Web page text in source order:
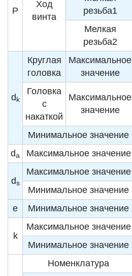
P
Ход
винта
резьба1
Мелкая
резьба2
d k
Круглая
головка
Максимальное
значение
Головка
с
накаткой
Максимальное
значение
Минимальное значение
da Максимальное значение
ds
Максимальное значение
Минимальное значение
e
Минимальное значение
k
Максимальное значение
Минимальное значение
Номенклатура